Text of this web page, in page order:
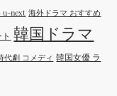
u-next 海外ドラマ おすすめ
韓国ドラマ
代劇 コメディ 韓国女優 ラ